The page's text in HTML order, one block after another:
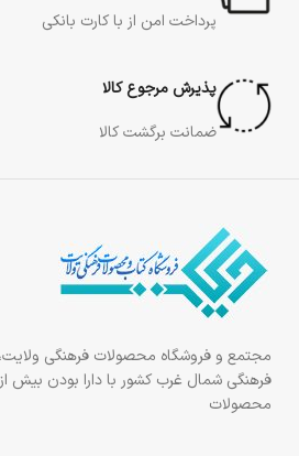
پرداخت امن از با کارت بانکی
پذیرش مرجوع کالا
ضمانت برگشت کالا
مجتمع و فروشگاه محصولات فرهنگی
فرهنگی شمال غرب کشور با دارا بودن بیش
محصولات